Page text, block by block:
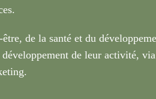
de la santé et du
de leur activité,